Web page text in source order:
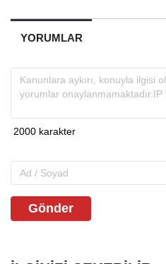
YORUMLAR
Gönder